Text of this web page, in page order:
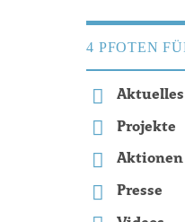
4 PFOTEN
Aktuelles
Projekte
Aktionen
Presse